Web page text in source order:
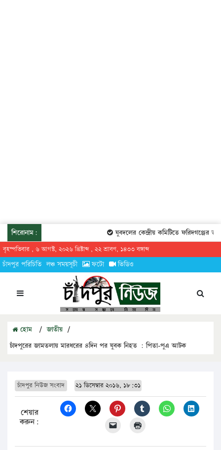
শিরোনাম: যুবদলের কেন্দ্রীয় কমিটিতে ফরিদগঞ্জের
বৃহস্পতিবার , ৬ আগস্ট, ২০২৬ খ্রিষ্টাব্দ , ২২ শ্রাবণ, ১৪৩৩ বঙ্গাব্দ
চাঁদপুর পরিচিতি লঞ্চ সময়সূচী ফটো ভিডিও
হোম / জাতীয় /
চাঁদপুরের জামতলায় মারধরের ৪দিন পর যুবক নিহত : পিতা-পুএ আটক
চাঁদপুর নিউজ সংবাদ ২১ ডিসেম্বার ২০১৬, ১৮:৩১
শেয়ার
করুন: